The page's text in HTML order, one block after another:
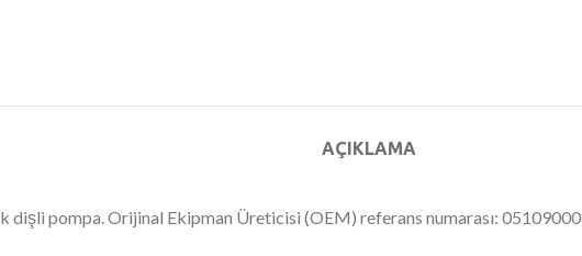
AÇIKLAMA
pompa. Orijinal Ekipman Üreticisi (OEM) referans numarası: